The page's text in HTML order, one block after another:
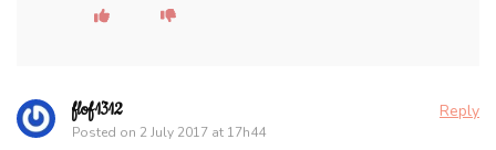
flof1312
Posted on 2 July 2017 at 17h44
Reply